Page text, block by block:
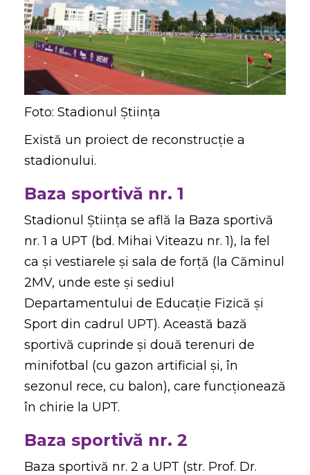
Foto: Stadionul Știința
Există un proiect de reconstrucție a
stadionului.
Baza sportivă nr. 1
Stadionul Ştiinţa se află la Baza sportivă
nr. 1 a UPT (bd. Mihai Viteazu nr. 1), la fel
ca și vestiarele și sala de forță (la Căminul
2MV, unde este și sediul
Departamentului de Educaţie Fizică şi
Sport din cadrul UPT). Această bază
sportivă cuprinde și două terenuri de
minifotbal (cu gazon artificial și, în
sezonul rece, cu balon), care funcționează
în chirie la UPT.
Baza sportivă nr. 2
Baza sportivă nr. 2 a UPT (str. Prof. Dr.